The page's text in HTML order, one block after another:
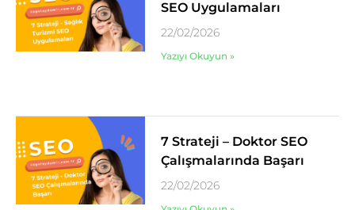
SEO Uygulamaları
22/02/2026
Yazıyı Okuyun »
7 Strateji – Doktor SEO
Çalışmalarında Başarı
22/02/2026